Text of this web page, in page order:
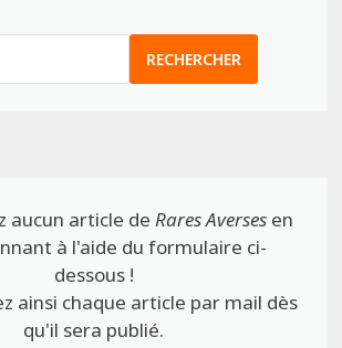
RECHERCHER
aucun article de Rares Aversesen
à l'aide du formulaire ci-
dessous !
ainsi chaque article par mail dès
qu'il sera publié.